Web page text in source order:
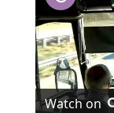
Watch on